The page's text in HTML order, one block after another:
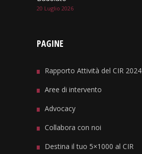
20 Luglio 2026
PAGINE
Rapporto Attività del CIR 2024
Aree di intervento
Advocacy
Collabora con noi
Destina il tuo 5×1000 al CIR